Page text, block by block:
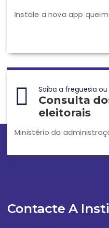
Instale a nova app
Saiba a freguesia
Consulta
eleitorais
Ministério da
Contacte A